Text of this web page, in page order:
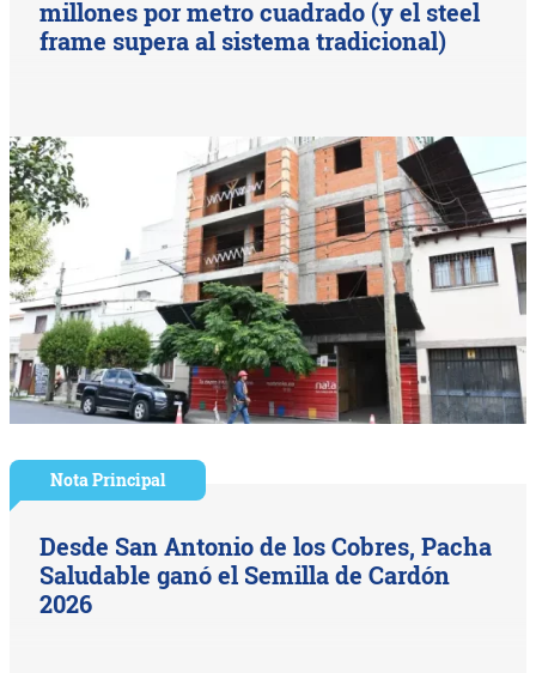
millones por metro cuadrado (y el steel
frame supera al sistema tradicional)
Nota Principal
Desde San Antonio de los Cobres, Pacha
Saludable ganó el Semilla de Cardón
2026